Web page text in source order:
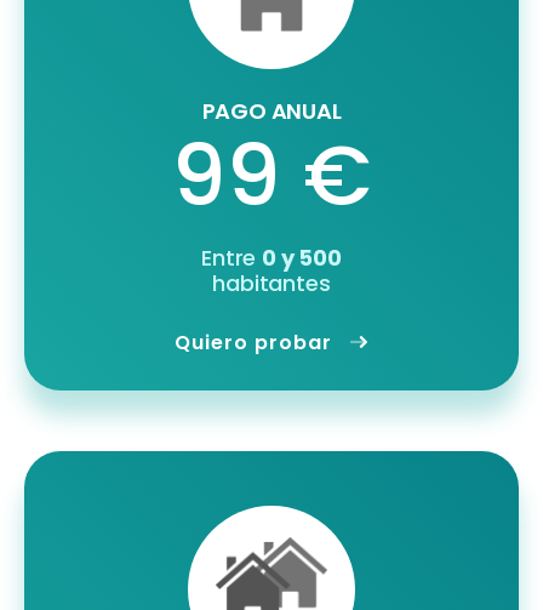
PAGO ANUAL
99 €
Entre 0 y 500
habitantes
Quiero probar